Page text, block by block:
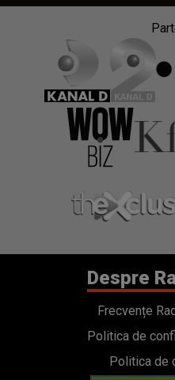
Despre
Frecvențe
Politica de
Politica de